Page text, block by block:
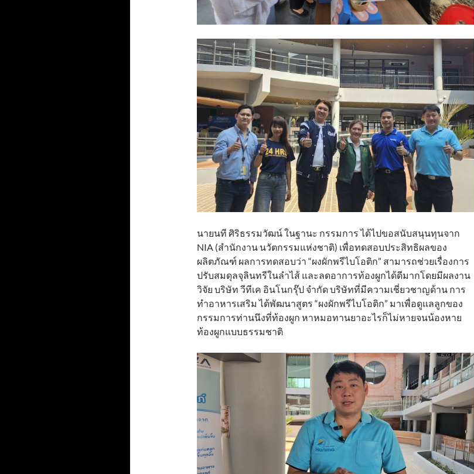
นายนที ศิริธรรมวัฒน์ ในฐานะ กรรมการ ได้ไปขอสนับสนุนทุนจาก
NIA (สำนักงาน นวัตกรรมแห่งชาติ) เพื่อทดสอบประสิทธิผลของ
ผลิตภัณฑ์ ผลการทดสอบว่า “ผงผักพรีไบโอติก” สามารถช่วยเรื่องการ
ปรับสมดุลจุลินทรีในลำไส้ และลดอาการท้องผูกได้ดีมากโดยมีผลงาน
วิจัย บริษัท วีทีเค อินโนกรุ๊ป จำกัด บริษัทที่มีความเชี่ยวชาญด้าน การ
ทำอาหารเสริม ได้พัฒนาสูตร “ผงผักพรีไบโอติก” มาเพื่อดูแลลูกของ
กรรมการท่านนึงที่ท้องผูก หาหมอทานยาอะไรก็ไม่หายจนน้องหาย
ท้องผูกแบบธรรมชาติ